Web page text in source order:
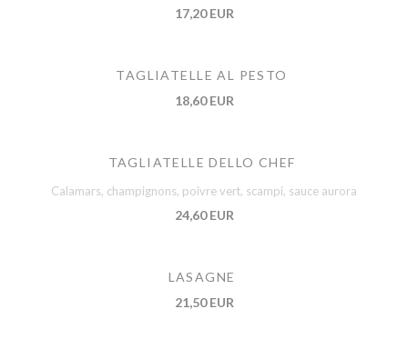
17,20 EUR
TAGLIATELLE AL PESTO
18,60 EUR
TAGLIATELLE DELLO CHEF
Calamars, champignons, poivre vert, scampi, sauce aurora
24,60 EUR
LASAGNE
21,50 EUR